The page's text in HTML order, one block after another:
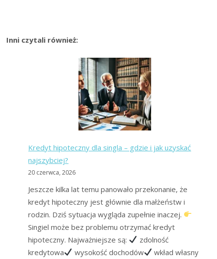
Inni czytali również:
Kredyt hipoteczny dla singla – gdzie i jak uzyskać
najszybciej?
20 czerwca, 2026
Jeszcze kilka lat temu panowało przekonanie, że
kredyt hipoteczny jest głównie dla małżeństw i
rodzin. Dziś sytuacja wygląda zupełnie inaczej.
Singiel może bez problemu otrzymać kredyt
hipoteczny. Najważniejsze są:
zdolność
kredytowa
wysokość dochodów
wkład własny